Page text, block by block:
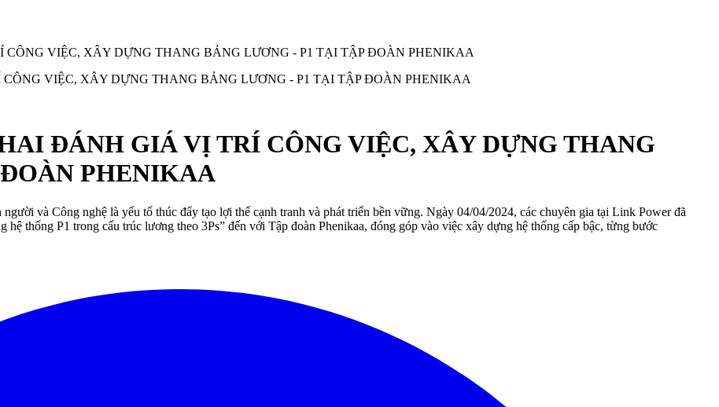
VIỆC, XÂY DỰNG THANG BẢNG LƯƠNG - P1 TẠI TẬP ĐOÀN PHENIKAA
ĐÁNH GIÁ VỊ TRÍ CÔNG VIỆC, XÂY DỰNG THANG
PHENIKAA
và Công nghệ là yếu tố thúc đẩy tạo lợi thế cạnh tranh và phát triển bền vững. Ngày 04/04/2024, các chuyên gia tại Link Power đã
thống P1 trong cấu trúc lương theo 3Ps” đến với Tập đoàn Phenikaa, đóng góp vào việc xây dựng hệ thống cấp bậc, từng bước